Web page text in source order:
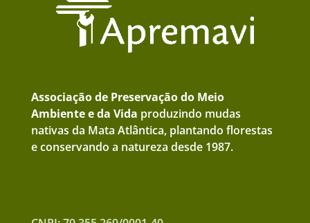
Associação de Preservação do Meio
Ambiente e da Vida produzindo mudas
nativas da Mata Atlântica, plantando florestas
e conservando a natureza desde 1987.